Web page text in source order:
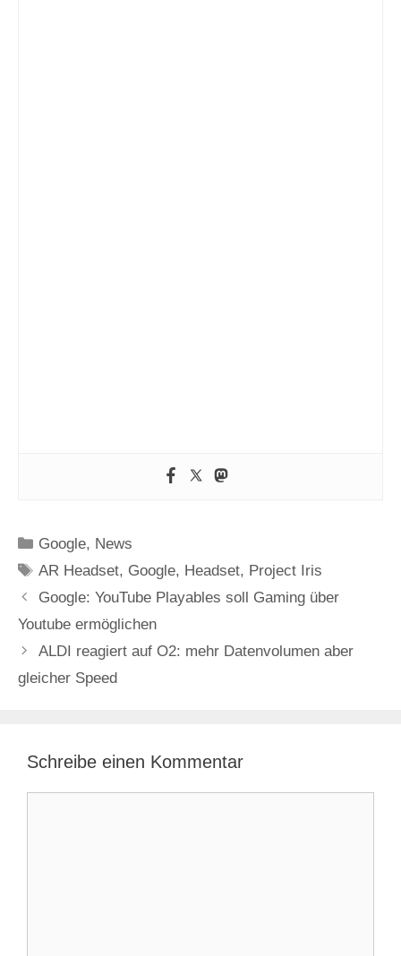
Kategorien
Google, News
Schlagwörter
AR Headset, Google, Headset, Project Iris
Google: YouTube Playables soll Gaming über
Youtube ermöglichen
ALDI reagiert auf O2: mehr Datenvolumen aber
gleicher Speed
Schreibe einen Kommentar